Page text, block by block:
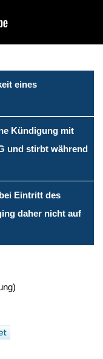
eines
Kündigung mit
und stirbt während
Eintritt des
daher nicht auf